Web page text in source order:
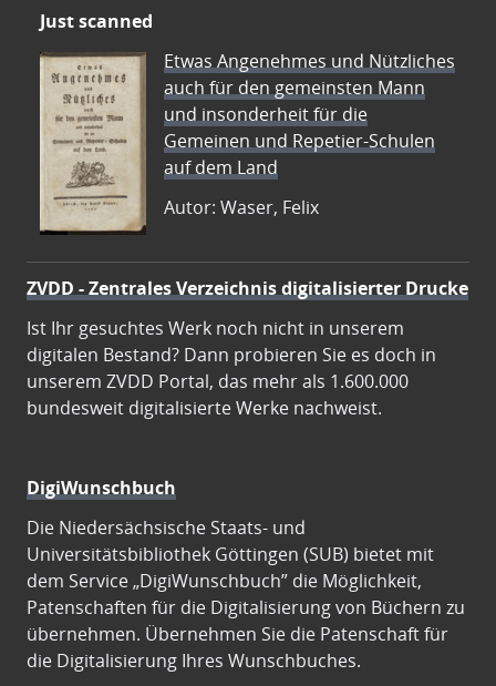
Just scanned
Etwas Angenehmes und Nützliches
auch für den gemeinsten Mann
und insonderheit für die
Gemeinen und Repetier-Schulen
auf dem Land
Autor: Waser, Felix
ZVDD - Zentrales Verzeichnis digitalisierter Drucke
Ist Ihr gesuchtes Werk noch nicht in unserem
digitalen Bestand? Dann probieren Sie es doch in
unserem ZVDD Portal, das mehr als 1.600.000
bundesweit digitalisierte Werke nachweist.
DigiWunschbuch
Die Niedersächsische Staats- und
Universitätsbibliothek Göttingen (SUB) bietet mit
dem Service „DigiWunschbuch” die Möglichkeit,
Patenschaften für die Digitalisierung von Büchern zu
übernehmen. Übernehmen Sie die Patenschaft für
die Digitalisierung Ihres Wunschbuches.